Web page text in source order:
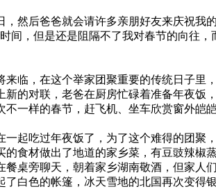
然后爸爸就会请许多亲朋好友来庆祝我
，但是还是阻隔不了我对春节的向往
临，在这个举家团聚重要的传统日子里
的对联，老爸在厨房忙碌着准备年夜饭
一样的春节，赶飞机、坐车欣赏窗外皑
起吃过年夜饭了，为了这个难得的团聚
食材做出了地道的家乡菜，有豆豉辣椒
桌旁聊天，朝着家乡湖南敬酒，但家
白色的帐篷，冰天雪地的北国再次变得银